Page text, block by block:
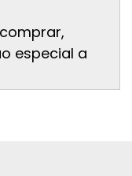
especial a